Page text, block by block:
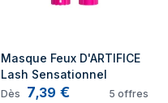
Masque Feux D'ARTIFICE
Lash Sensationnel
Dès 7,39 € 5 offres